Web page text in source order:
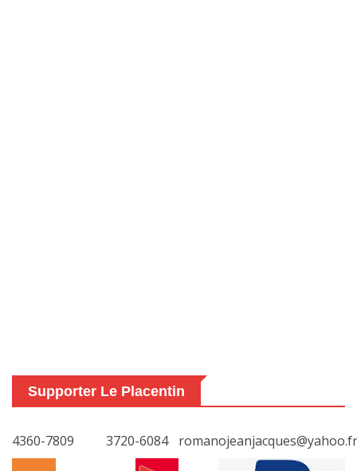
Supporter Le Placentin
4360-7809 3720-6084 romanojeanjacques@yahoo.fr